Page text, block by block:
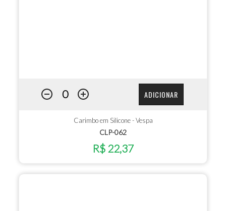
ADICIONAR
Carimbo em Silicone - Vespa
CLP-062
R$ 22,37